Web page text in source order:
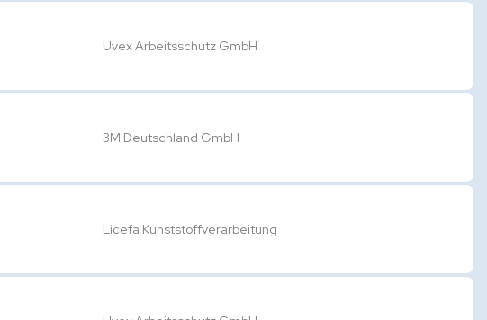
Uvex Arbeitsschutz GmbH
3M Deutschland GmbH
Licefa Kunststoffverarbeitung